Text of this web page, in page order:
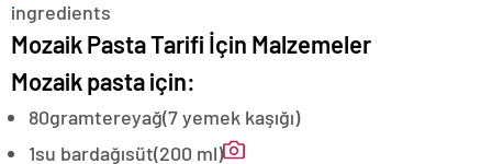
Mozaik Pasta Tarifi İçin Malzemeler
Mozaik pasta için:
80gramtereyağ(7 yemek kaşığı)
1su bardağısüt(200 ml)